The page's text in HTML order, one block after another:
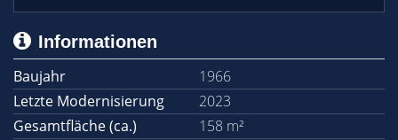
Informationen
Baujahr
1966
Letzte Modernisierung
2023
Gesamtfläche (ca.)
158 m²